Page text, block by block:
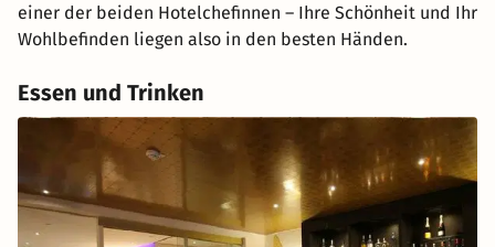
einer der beiden Hotelchefinnen – Ihre Schönheit und Ihr
Wohlbefinden liegen also in den besten Händen.
Essen und Trinken